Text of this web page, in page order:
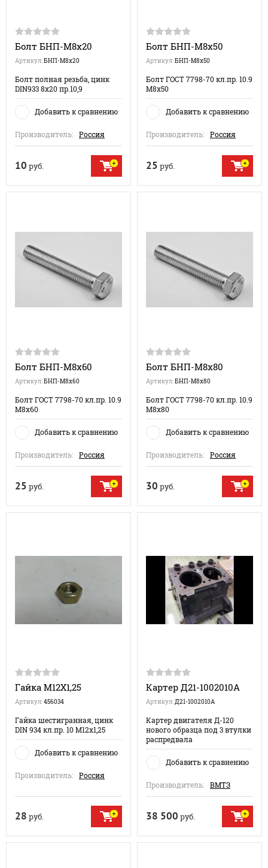
Болт БНП-М8х20
Артикул:БНП-М8х20
Болт полная резьба, цинк
DIN933 8х20 пр.10,9
Добавить к сравнению
Производитель: Россия
10 руб.
Болт БНП-М8х50
Артикул:БНП-М8х50
Болт ГОСТ 7798-70 кл.пр. 10.9
М8x50
Добавить к сравнению
Производитель: Россия
25 руб.
Болт БНП-М8х60
Артикул:БНП-М8х60
Болт ГОСТ 7798-70 кл.пр. 10.9
М8x60
Добавить к сравнению
Производитель: Россия
25 руб.
Болт БНП-М8х80
Артикул:БНП-М8х80
Болт ГОСТ 7798-70 кл.пр. 10.9
М8x80
Добавить к сравнению
Производитель: Россия
30 руб.
Гайка М12Х1,25
Артикул:456034
Гайка шестигранная, цинк
DIN 934 кл.пр. 10 М12х1,25
Добавить к сравнению
Производитель: Россия
28 руб.
Картер Д21-1002010А
Артикул:Д21-1002010А
Картер двигателя Д-120
нового образца под 3 втулки
распредвала
Добавить к сравнению
Производитель: ВМТЗ
38 500 руб.